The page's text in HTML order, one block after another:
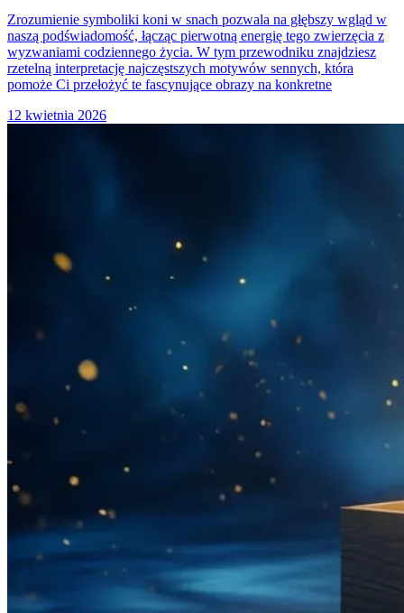
Zrozumienie symboliki koni w snach pozwala na głębszy wgląd w
naszą podświadomość, łącząc pierwotną energię tego zwierzęcia z
wyzwaniami codziennego życia. W tym przewodniku znajdziesz
rzetelną interpretację najczęstszych motywów sennych, która
pomoże Ci przełożyć te fascynujące obrazy na konkretne
12 kwietnia 2026